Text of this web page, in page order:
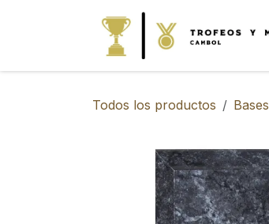
Todos los productos Bases